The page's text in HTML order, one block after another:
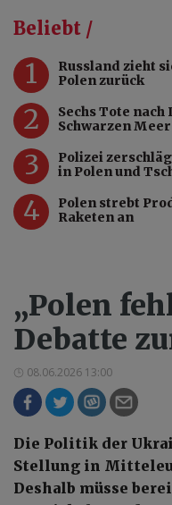
Beliebt /
1
Russland zieht
Polen zurück
2
Sechs Tote
Schwarzen Meer
3
Polizei
in Polen und
4
Polen strebt
Raketen an
„Polen
Debatte
08.06.2026 13:00
Die Politik der
Stellung in
Deshalb müsse